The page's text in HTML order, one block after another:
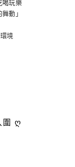
喝玩樂
動」
境
圍 ღ